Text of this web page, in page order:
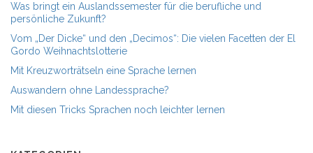
Was bringt ein Auslandssemester für die berufliche und
persönliche Zukunft?
Vom „Der Dicke“ und den „Decimos“: Die vielen Facetten der El
Gordo Weihnachtslotterie
Mit Kreuzworträtseln eine Sprache lernen
Auswandern ohne Landessprache?
Mit diesen Tricks Sprachen noch leichter lernen